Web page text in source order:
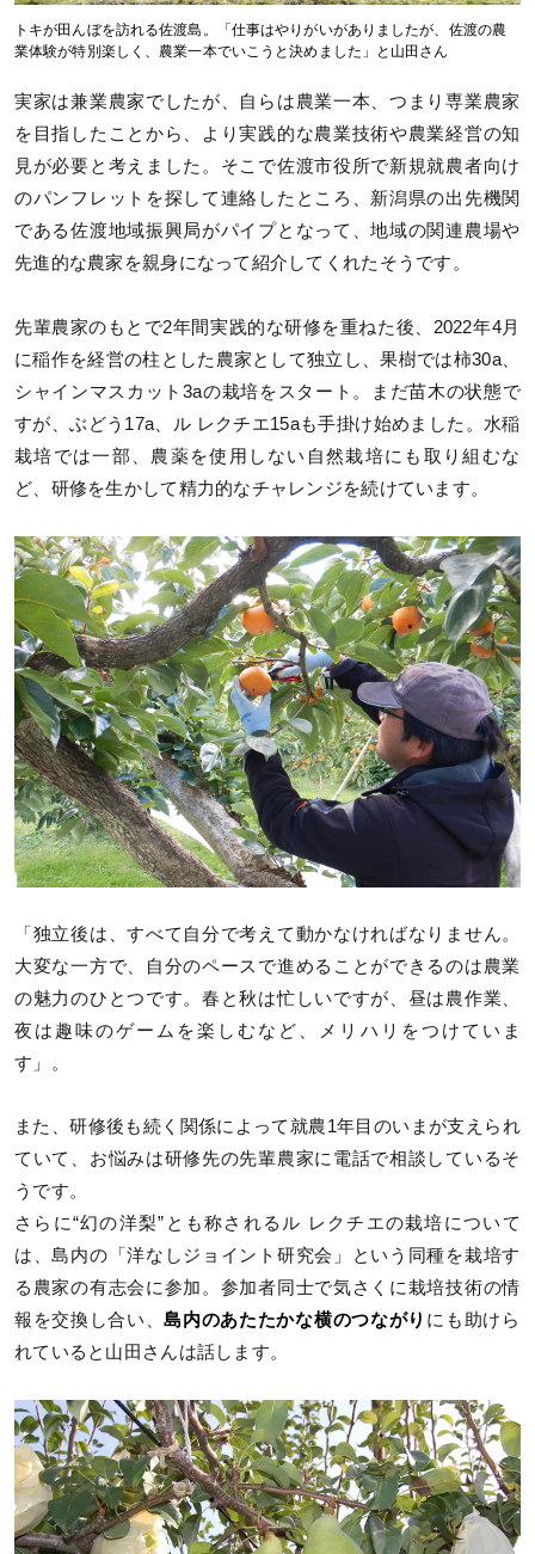
トキが田んぼを訪れる佐渡島。「仕事はやりがいがありましたが、佐渡の農
業体験が特別楽しく、農業一本でいこうと決めました」と山田さん
実家は兼業農家でしたが、自らは農業一本、つまり専業農家
を目指したことから、より実践的な農業技術や農業経営の知
見が必要と考えました。そこで佐渡市役所で新規就農者向け
のパンフレットを探して連絡したところ、新潟県の出先機関
である佐渡地域振興局がパイプとなって、地域の関連農場や
先進的な農家を親身になって紹介してくれたそうです。
先輩農家のもとで2年間実践的な研修を重ねた後、2022年4月
に稲作を経営の柱とした農家として独立し、果樹では柿30a、
シャインマスカット3aの栽培をスタート。まだ苗木の状態で
すが、ぶどう17a、ル レクチエ15aも手掛け始めました。水稲
栽培では一部、農薬を使用しない自然栽培にも取り組むな
ど、研修を生かして精力的なチャレンジを続けています。
「独立後は、すべて自分で考えて動かなければなりません。
大変な一方で、自分のペースで進めることができるのは農業
の魅力のひとつです。春と秋は忙しいですが、昼は農作業、
夜は趣味のゲームを楽しむなど、メリハリをつけていま
す」。
また、研修後も続く関係によって就農1年目のいまが支えられ
ていて、お悩みは研修先の先輩農家に電話で相談しているそ
うです。
さらに“幻の洋梨”とも称されるル レクチエの栽培について
は、島内の「洋なしジョイント研究会」という同種を栽培す
る農家の有志会に参加。参加者同士で気さくに栽培技術の情
報を交換し合い、島内のあたたかな横のつながり にも助けら
れていると山田さんは話します。